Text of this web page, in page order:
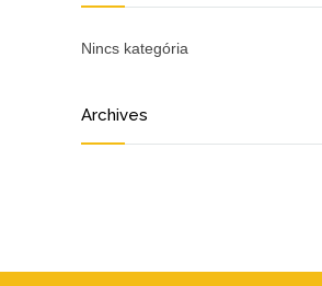
Nincs kategória
Archives